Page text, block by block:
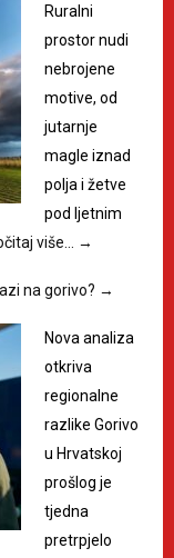
Ruralni
prostor nudi
nebrojene
motive, od
jutarnje
magle iznad
polja i žetve
pod ljetnim
više… →
na gorivo? →
Nova analiza
otkriva
regionalne
razlike Gorivo
u Hrvatskoj
prošlog je
tjedna
pretrpjelo